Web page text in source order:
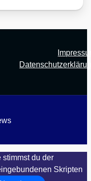
stimmst du der
Skripten